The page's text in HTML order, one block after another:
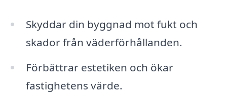
Skyddar din byggnad mot fukt och
skador från väderförhållanden.
Förbättrar estetiken och ökar
fastighetens värde.